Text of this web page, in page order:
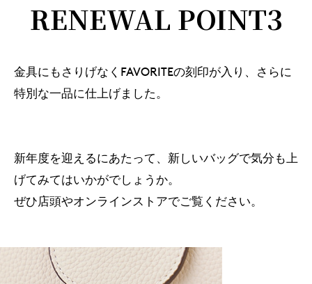
RENEWAL POINT3
金具にもさりげなくFAVORITEの刻印が入り、さらに
特別な一品に仕上げました。
新年度を迎えるにあたって、新しいバッグで気分も上
げてみてはいかがでしょうか。
ぜひ店頭やオンラインストアでご覧ください。